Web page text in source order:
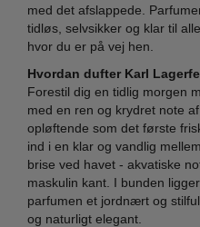
med det afslappede.
tidløs, selvsikker og klar til
hvor du er på vej hen.
Hvordan dufter Karl
Forestil dig en tidlig morgen
med en ren og krydret note
opløftende som det første
ind i en klar og vandlig
brise ved havet - akvatiske
maskulin kant. I bunden
parfumen et jordnært og
og naturligt elegant.